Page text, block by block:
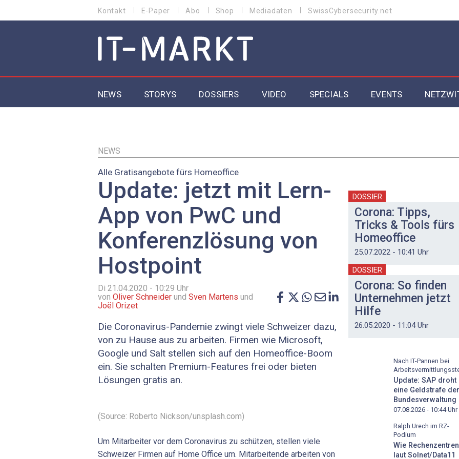
zum
MENU
Kontakt E-Paper Abo Shop Mediadaten SwissCybersecurity.net
MAIN NAVIGATION
NEWS STORYS DOSSIERS
Security
EU-DSGVO
VIDEO SPECIALS
Artificial Intelligence 2025
EVENTS
NEWS
Alle Gratisangebote fürs Homeoffice
Update: jetzt mit Lern-
App von PwC und
Konferenzlösung von
Hostpoint
Di 21.04.2020 - 10:29 Uhr
von Oliver Schneider und Sven Martens und
Joël Orizet
Die Coronavirus-Pandemie zwingt viele Schweizer dazu,
von zu Hause aus zu arbeiten. Firmen wie Microsoft,
Google und Salt stellen sich auf den Homeoffice-Boom
ein. Sie schalten Premium-Features frei oder bieten
Lösungen gratis an.
(Source: Roberto Nickson/unsplash.com)
Um Mitarbeiter vor dem Coronavirus zu schützen, stellen viele
Schweizer Firmen auf Home Office um. Mitarbeitende arbeiten von
DOSSIER
Corona: Tipps,
Tricks & Tools fürs
Homeoffice
25.07.2022 - 10:41 Uhr
DOSSIER
Corona: So finden
Unternehmen jetzt
Hilfe
26.05.2020 - 11:04 Uhr
Nach IT-Pannen bei
Update: SAP droht
eine Geldstrafe der
Bundesverwaltung
07.08.2026 - 10:44Uhr
Ralph Urech im RZ-
Podium
Wie Rechenzentren
laut Solnet/Data11